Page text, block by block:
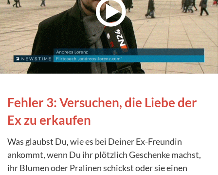
Fehler 3: Versuchen, die Liebe der
Ex zu erkaufen
Was glaubst Du, wie es bei Deiner Ex-Freundin
ankommt, wenn Du ihr plötzlich Geschenke machst,
ihr Blumen oder Pralinen schickst oder sie einen